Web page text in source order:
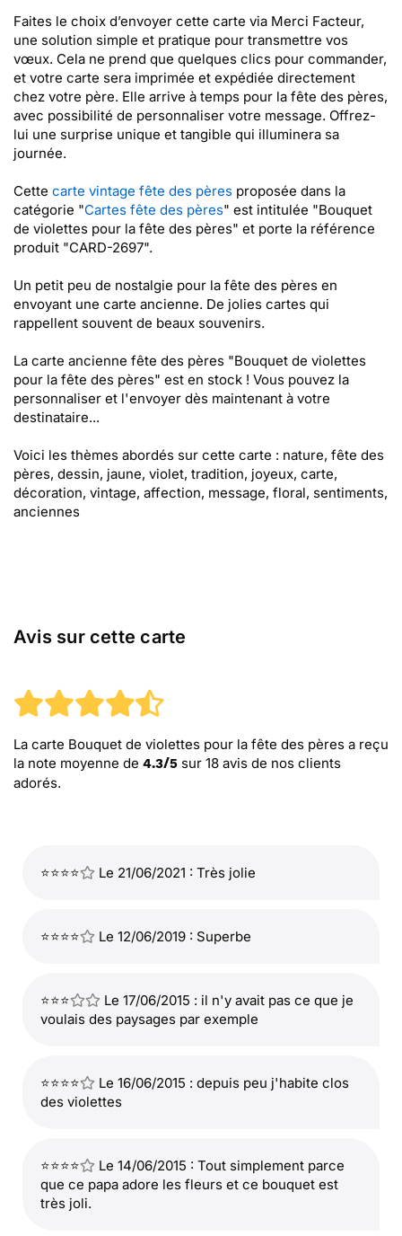
Faites le choix d’envoyer cette carte via Merci Facteur,
une solution simple et pratique pour transmettre vos
vœux. Cela ne prend que quelques clics pour commander,
et votre carte sera imprimée et expédiée directement
chez votre père. Elle arrive à temps pour la fête des pères,
avec possibilité de personnaliser votre message. Offrez-
lui une surprise unique et tangible qui illuminera sa
journée.
Cette carte vintage fête des pères proposée dans la
catégorie "Cartes fête des pères" est intitulée "Bouquet
de violettes pour la fête des pères" et porte la référence
produit "CARD-2697".
Un petit peu de nostalgie pour la fête des pères en
envoyant une carte ancienne. De jolies cartes qui
rappellent souvent de beaux souvenirs.
La carte ancienne fête des pères "Bouquet de violettes
pour la fête des pères" est en stock ! Vous pouvez la
personnaliser et l'envoyer dès maintenant à votre
destinataire...
Voici les thèmes abordés sur cette carte : nature, fête des
pères, dessin, jaune, violet, tradition, joyeux, carte,
décoration, vintage, affection, message, floral, sentiments,
anciennes
Avis sur cette carte
La carte Bouquet de violettes pour la fête des pères a reçu
la note moyenne de 4.3/5 sur 18 avis de nos clients
adorés.
⭐⭐⭐⭐ Le 21/06/2021 : Très jolie
⭐⭐⭐⭐ Le 12/06/2019 : Superbe
⭐⭐⭐
Le 17/06/2015 : il n'y avait pas ce que je
voulais des paysages par exemple
⭐⭐⭐⭐
Le 16/06/2015 : depuis peu j'habite clos
des violettes
⭐⭐⭐⭐
Le 14/06/2015 : Tout simplement parce
que ce papa adore les fleurs et ce bouquet est
très joli.